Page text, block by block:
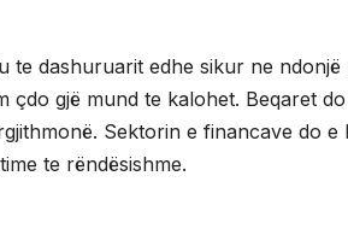
te dashuruarit edhe sikur ne
çdo gjë mund te kalohet. Beqaret
Sektorin e financave do
te rëndësishme.